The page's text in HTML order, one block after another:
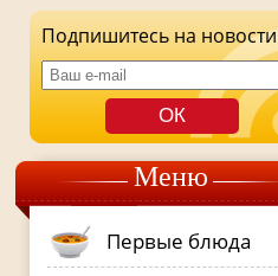
Подпишитесь на новости
Меню
Первые блюда